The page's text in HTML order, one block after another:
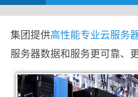
集团提供高性能专业云服务
服务器数据和服务更可靠、